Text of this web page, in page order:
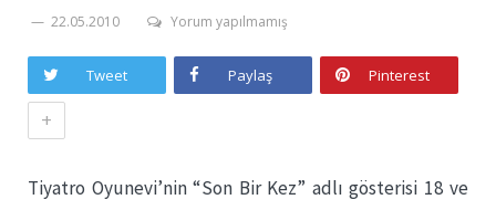
22.05.2010 Yorum yapılmamış
Tweet Paylaş Pinterest
+
Tiyatro Oyunevi’nin “Son Bir Kez” adlı gösterisi 18 ve